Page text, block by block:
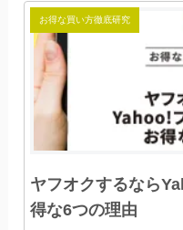
お得な買い方徹底研究
ヤフオクするなら
得な6つの理由